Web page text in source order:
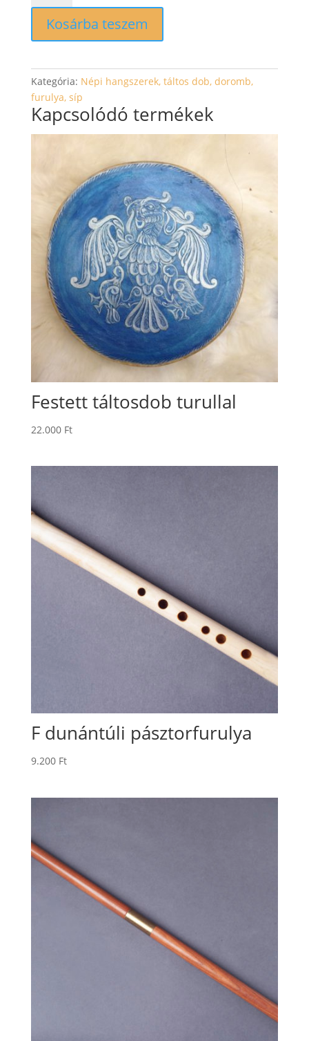
mennyiség
Kosárba teszem
Kategória: Népi hangszerek, táltos dob, doromb,
furulya, síp
Kapcsolódó termékek
Festett táltosdob turullal
22.000 Ft
F dunántúli pásztorfurulya
9.200 Ft